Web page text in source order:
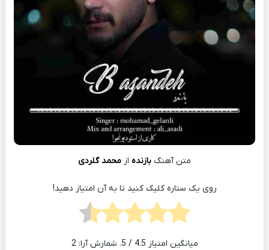
متن آهنگ بازنده از محمد گلردی
روی یک ستاره کلیک کنید تا به آن امتیاز دهید!
میانگین امتیاز 4.5 / 5. شمارش آرا: 2